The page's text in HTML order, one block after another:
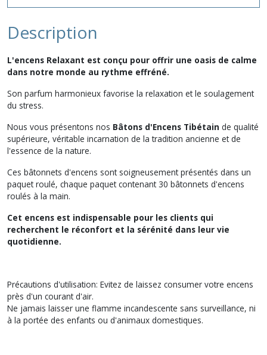
Description
L'encens Relaxant est conçu pour offrir une oasis de calme
dans notre monde au rythme effréné.
Son parfum harmonieux favorise la relaxation et le soulagement
du stress.
Nous vous présentons nos Bâtons d'Encens Tibétain de qualité
supérieure, véritable incarnation de la tradition ancienne et de
l'essence de la nature.
Ces bâtonnets d'encens sont soigneusement présentés dans un
paquet roulé, chaque paquet contenant 30 bâtonnets d'encens
roulés à la main.
Cet encens est indispensable pour les clients qui
recherchent le réconfort et la sérénité dans leur vie
quotidienne.
Précautions d'utilisation: Evitez de laissez consumer votre encens
près d'un courant d'air.
Ne jamais laisser une flamme incandescente sans surveillance, ni
à la portée des enfants ou d'animaux domestiques.